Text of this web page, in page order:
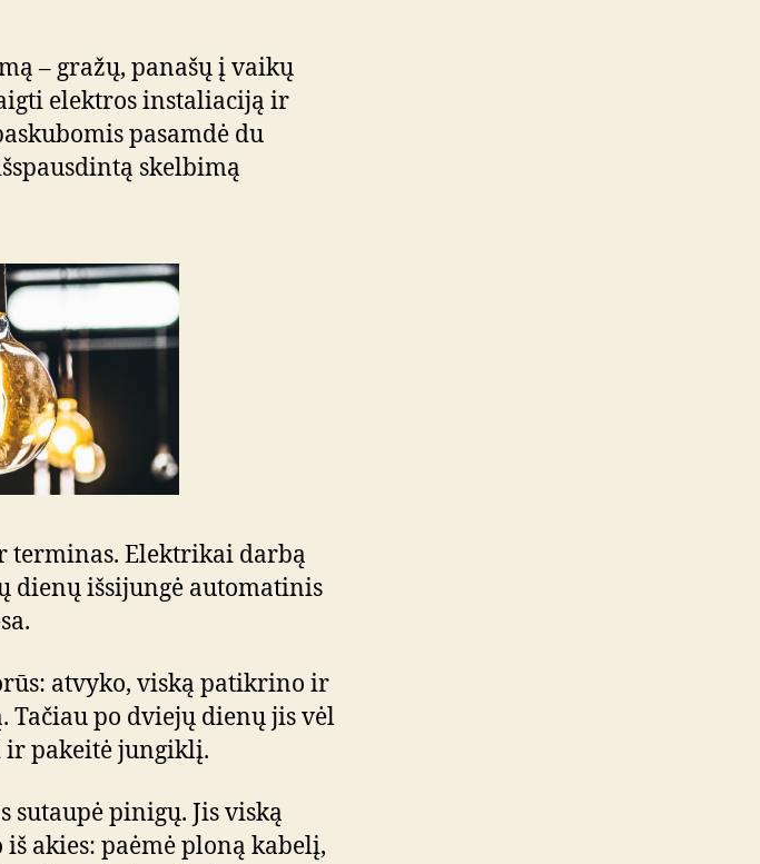
– gražų, panašų į vaikų
elektros instaliaciją ir
pasamdė du
skelbimą
terminas. Elektrikai darbą
dienų išsijungė automatinis
atvyko, viską patikrino ir
po dviejų dienų jis vėl
ir pakeitė jungiklį.
sutaupė pinigų. Jis viską
akies: paėmė ploną kabelį,